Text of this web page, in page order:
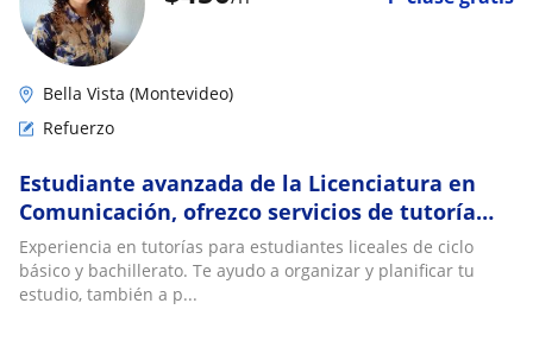
Bella Vista (Montevideo)
Refuerzo
Estudiante avanzada de la Licenciatura en
Comunicación, ofrezco servicios de tutoría
para escolares y locales. Clases área social
Experiencia en tutorías para estudiantes liceales de ciclo
básico y bachillerato. Te ayudo a organizar y planificar tu
estudio, también a p...